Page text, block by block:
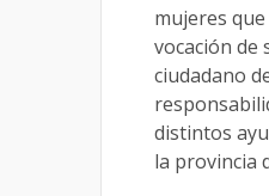
mujeres
vocación de
ciudadano
distintos
la provincia